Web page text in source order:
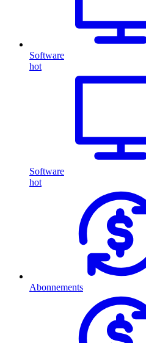
Software
hot
Software
hot
Abonnements